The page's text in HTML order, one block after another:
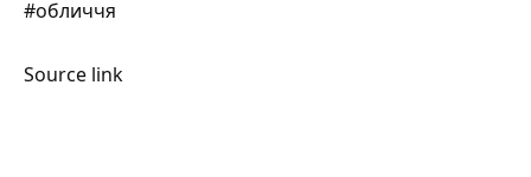
#обличчя
Source link